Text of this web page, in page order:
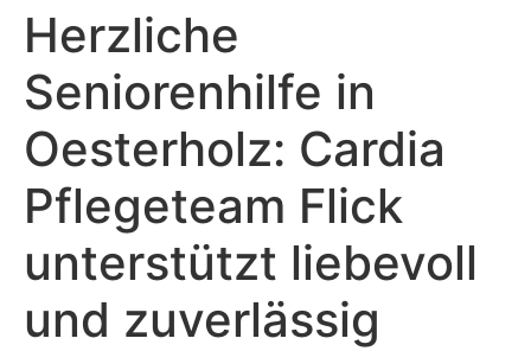
Herzliche
Seniorenhilfe in
Oesterholz: Cardia
Pflegeteam Flick
unterstützt liebevoll
und zuverlässig